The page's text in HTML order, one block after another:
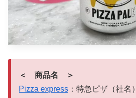
＜ 商品名 ＞
Pizza express ：特急ピザ（社名）